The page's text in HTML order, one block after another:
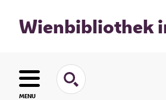
Wienbibliothek
MENU